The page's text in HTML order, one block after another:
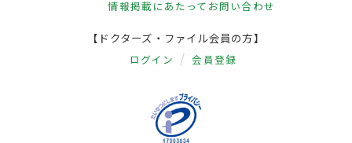
情報掲載にあたって お問い合わせ
【ドクターズ・ファイル会員の方】
ログイン 会員登録